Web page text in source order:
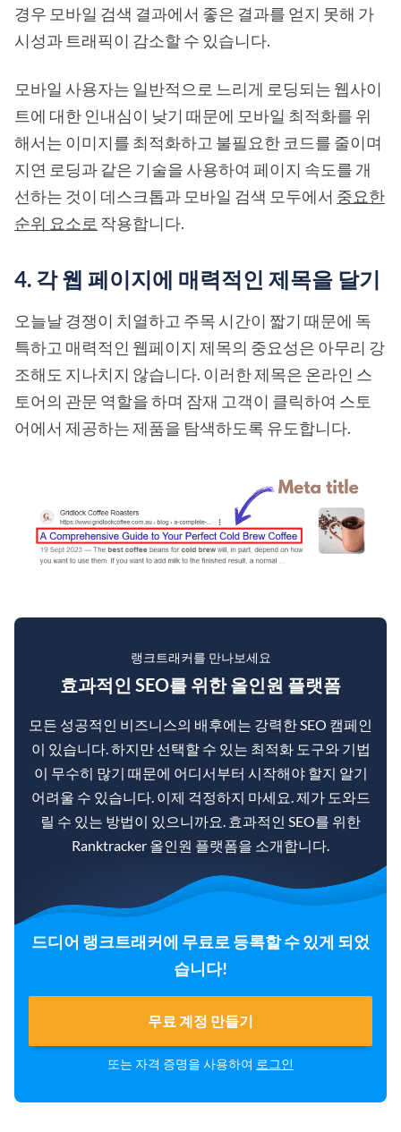
경우 모바일 검색 결과에서 좋은 결과를 얻지 못해 가
시성과 트래픽이 감소할 수 있습니다.
모바일 사용자는 일반적으로 느리게 로딩되는 웹사이
트에 대한 인내심이 낮기 때문에 모바일 최적화를 위
해서는 이미지를 최적화하고 불필요한 코드를 줄이며
지연 로딩과 같은 기술을 사용하여 페이지 속도를 개
선하는 것이 데스크톱과 모바일 검색 모두에서 중요한
순위 요소로 작용합니다.
4. 각 웹 페이지에 매력적인 제목을 달기
오늘날 경쟁이 치열하고 주목 시간이 짧기 때문에 독
특하고 매력적인 웹페이지 제목의 중요성은 아무리 강
조해도 지나치지 않습니다. 이러한 제목은 온라인 스
토어의 관문 역할을 하며 잠재 고객이 클릭하여 스토
어에서 제공하는 제품을 탐색하도록 유도합니다.
랭크트래커를 만나보세요
효과적인 SEO를 위한 올인원 플랫폼
모든 성공적인 비즈니스의 배후에는 강력한 SEO 캠페인
이 있습니다. 하지만 선택할 수 있는 최적화 도구와 기법
이 무수히 많기 때문에 어디서부터 시작해야 할지 알기
어려울 수 있습니다. 이제 걱정하지 마세요. 제가 도와드
릴 수 있는 방법이 있으니까요. 효과적인 SEO를 위한
Ranktracker 올인원 플랫폼을 소개합니다.
드디어 랭크트래커에 무료로 등록할 수 있게 되었
습니다!
무료 계정 만들기
또는 자격 증명을 사용하여 로그인